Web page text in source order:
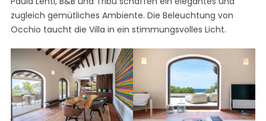
zugleich gemütliches Ambiente. Die Beleuchtung von
Occhio taucht die Villa in ein stimmungsvolles Licht.
S
e
a